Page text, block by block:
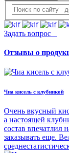
Задать вопрос
Отзывы о
Чиа кисель с клубникой
Очень вкусный
а настоящей
состав впечатлил
заказывать еще.